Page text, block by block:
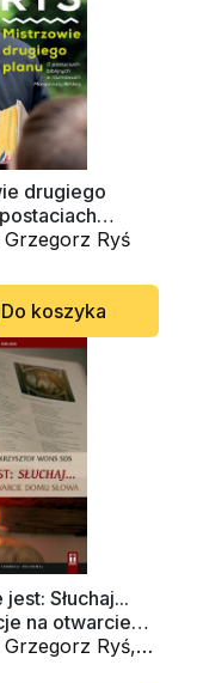
drugiego
w rozmowach z
Bilską
kardynał Grzegorz Ryś
Do koszyka
Słuchaj...
na otwarcie
(CD-
Ryś,
Wons SDS